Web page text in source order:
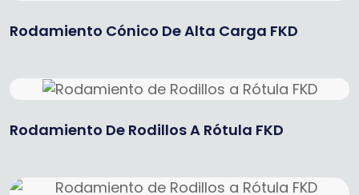
Rodamiento Cónico De Alta Carga FKD
Rodamiento De Rodillos A Rótula FKD